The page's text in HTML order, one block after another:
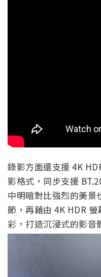
錄影方面還支援 4K
影格式，同步支援
中明暗對比強烈的美景
節，再藉由 4K HDR
彩，打造沉浸式的影音